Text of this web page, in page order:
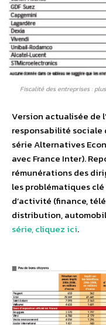
Fiscalité des entreprises :
Version actualisée de
responsabilité sociale
série Alternatives
avec France Inter).
rémunérations des
les problématiques
d’activité (finance,
distribution,
série, cliquez ici.